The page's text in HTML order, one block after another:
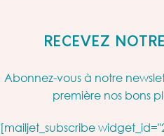
RECEVEZ
Abonnez-vous à notre
première nos bons
[mailjet_subscribe